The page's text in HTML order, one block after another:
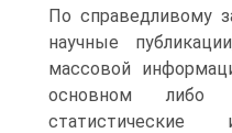
По справедливому
научные
массовой
основном
статистические